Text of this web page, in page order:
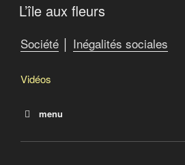
L’île aux fleurs
Société │ Inégalités sociales
Vidéos
menu